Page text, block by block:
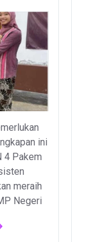
ini
4 Pakem
meraih
Negeri